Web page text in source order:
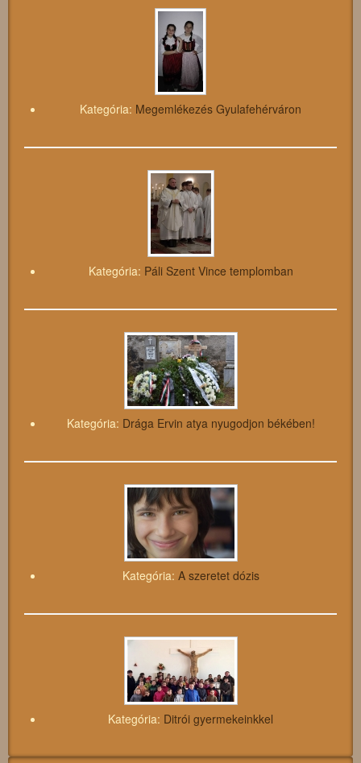
Kategória: Megemlékezés Gyulafehérváron
Kategória: Páli Szent Vince templomban
Kategória: Drága Ervin atya nyugodjon békében!
Kategória: A szeretet dózis
Kategória: Ditrói gyermekeinkkel